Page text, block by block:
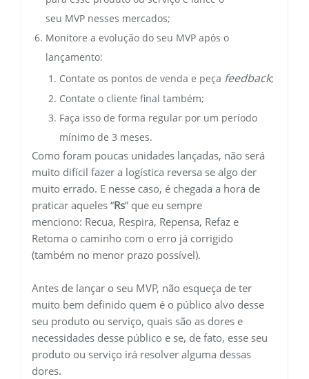
seu MVP nesses mercados;
Monitore a evolução do seu MVP após o
lançamento:
Contate os pontos de venda e peça feedback;
Contate o cliente final também;
Faça isso de forma regular por um período
mínimo de 3 meses.
Como foram poucas unidades lançadas, não será
muito difícil fazer a logística reversa se algo der
muito errado. E nesse caso, é chegada a hora de
praticar aqueles “Rs” que eu sempre
menciono: Recua, Respira, Repensa, Refaz e
Retoma o caminho com o erro já corrigido
(também no menor prazo possível).
Antes de lançar o seu MVP, não esqueça de ter
muito bem definido quem é o público alvo desse
seu produto ou serviço, quais são as dores e
necessidades desse público e se, de fato, esse seu
produto ou serviço irá resolver alguma dessas
dores.